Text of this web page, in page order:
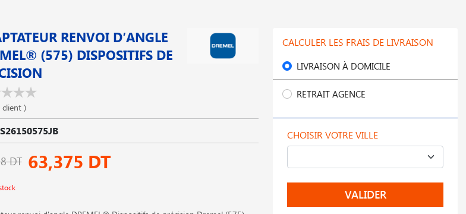
RENVOI D′ANGLE
(575) DISPOSITIFS DE
client )
DT 63,375 DT
CALCULER LES FRAIS DE LIVRAISON
LIVRAISON À DOMICILE
RETRAIT AGENCE
CHOISIR VOTRE VILLE
VALIDER